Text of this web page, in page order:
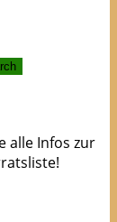
alle Infos zur